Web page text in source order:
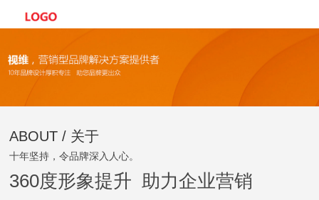
ABOUT / 关于
十年坚持，令品牌深入人心。
360度形象提升 助力企业营销